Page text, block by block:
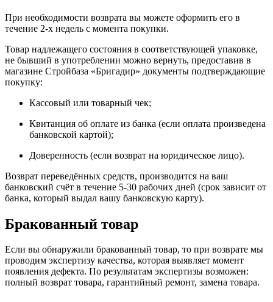
При необходимости возврата вы можете оформить его в
течение 2-х недель с момента покупки.
Товар надлежащего состояния в соответствующей упаковке,
не бывший в употреблении можно вернуть, предоставив в
магазине Стройбаза «Бригадир» документы подтверждающие
покупку:
Кассовый или товарный чек;
Квитанция об оплате из банка (если оплата произведена
банковской картой);
Доверенность (если возврат на юридическое лицо).
Возврат переведённых средств, производится на ваш
банковский счёт в течение 5-30 рабочих дней (срок зависит от
банка, который выдал вашу банковскую карту).
Бракованный товар
Если вы обнаружили бракованный товар, то при возврате мы
проводим экспертизу качества, которая выявляет момент
появления дефекта. По результатам экспертизы возможен:
полный возврат товара, гарантийный ремонт, замена товара.